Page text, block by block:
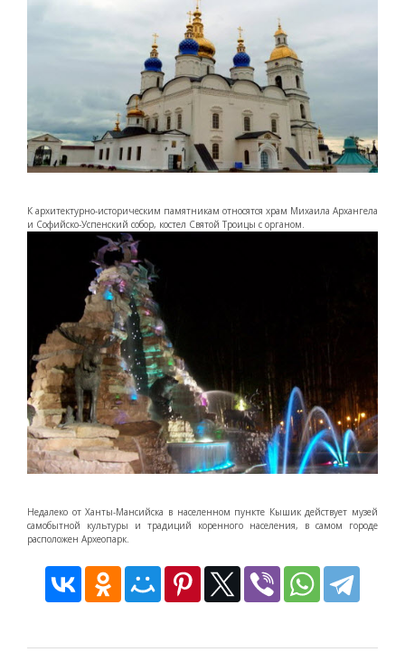
К архитектурно-историческим памятникам относятся храм Михаила Архангела
и Софийско-Успенский собор, костел Святой Троицы с органом.
Недалеко от Ханты-Мансийска в населенном пункте Кышик действует музей
самобытной культуры и традиций коренного населения, в самом городе
расположен Археопарк.